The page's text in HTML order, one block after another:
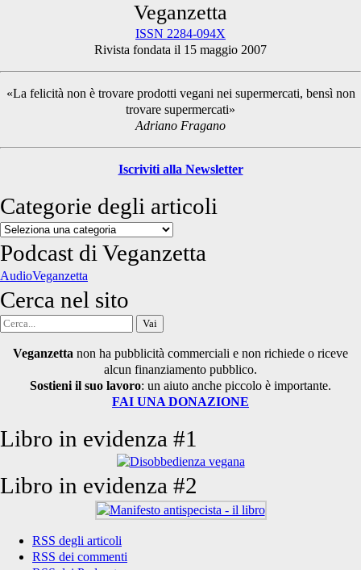
Sidebar
Veganzetta
ISSN 2284-094X
Rivista fondata il 15 maggio 2007
«La felicità non è trovare prodotti vegani nei supermercati, bensì non
trovare supermercati»
Adriano Fragano
Iscriviti alla Newsletter
Categorie degli articoli
Categorie
degli
articoli
Podcast di Veganzetta
AudioVeganzetta
Cerca nel sito
Cerca
Veganzetta non ha pubblicità commerciali e non richiede o riceve
alcun finanziamento pubblico.
Sostieni il suo lavoro: un aiuto anche piccolo è importante.
FAI UNA DONAZIONE
Libro in evidenza #1
Libro in evidenza #2
RSS degli articoli
RSS dei commenti